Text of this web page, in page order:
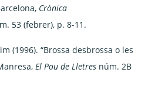
Crònica
53 (febrer), p. 8-11.
(1996). “Brossa desbrossa o les
El Pou de Lletres núm. 2B